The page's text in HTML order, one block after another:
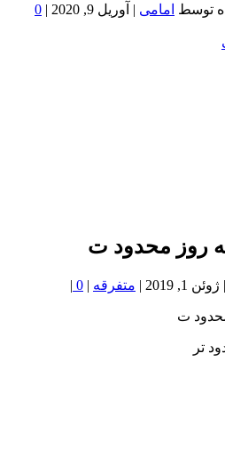
توسط امامی | آوریل 9, 2020 |
0
روز محدود ت
| ژوئن 1, 2019 | متفرقه |
0
|
تر